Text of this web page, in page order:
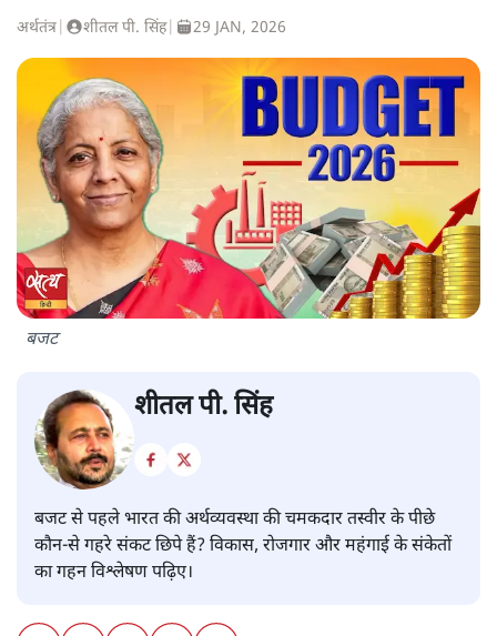
अर्थतंत्र शीतल पी. सिंह| 29 JAN, 2026
बजट
शीतल पी. सिंह
बजट से पहले भारत की अर्थव्यवस्था की चमकदार तस्वीर के पीछे
कौन-से गहरे संकट छिपे हैं? विकास, रोजगार और महंगाई के संकेतों
का गहन विश्लेषण पढ़िए।